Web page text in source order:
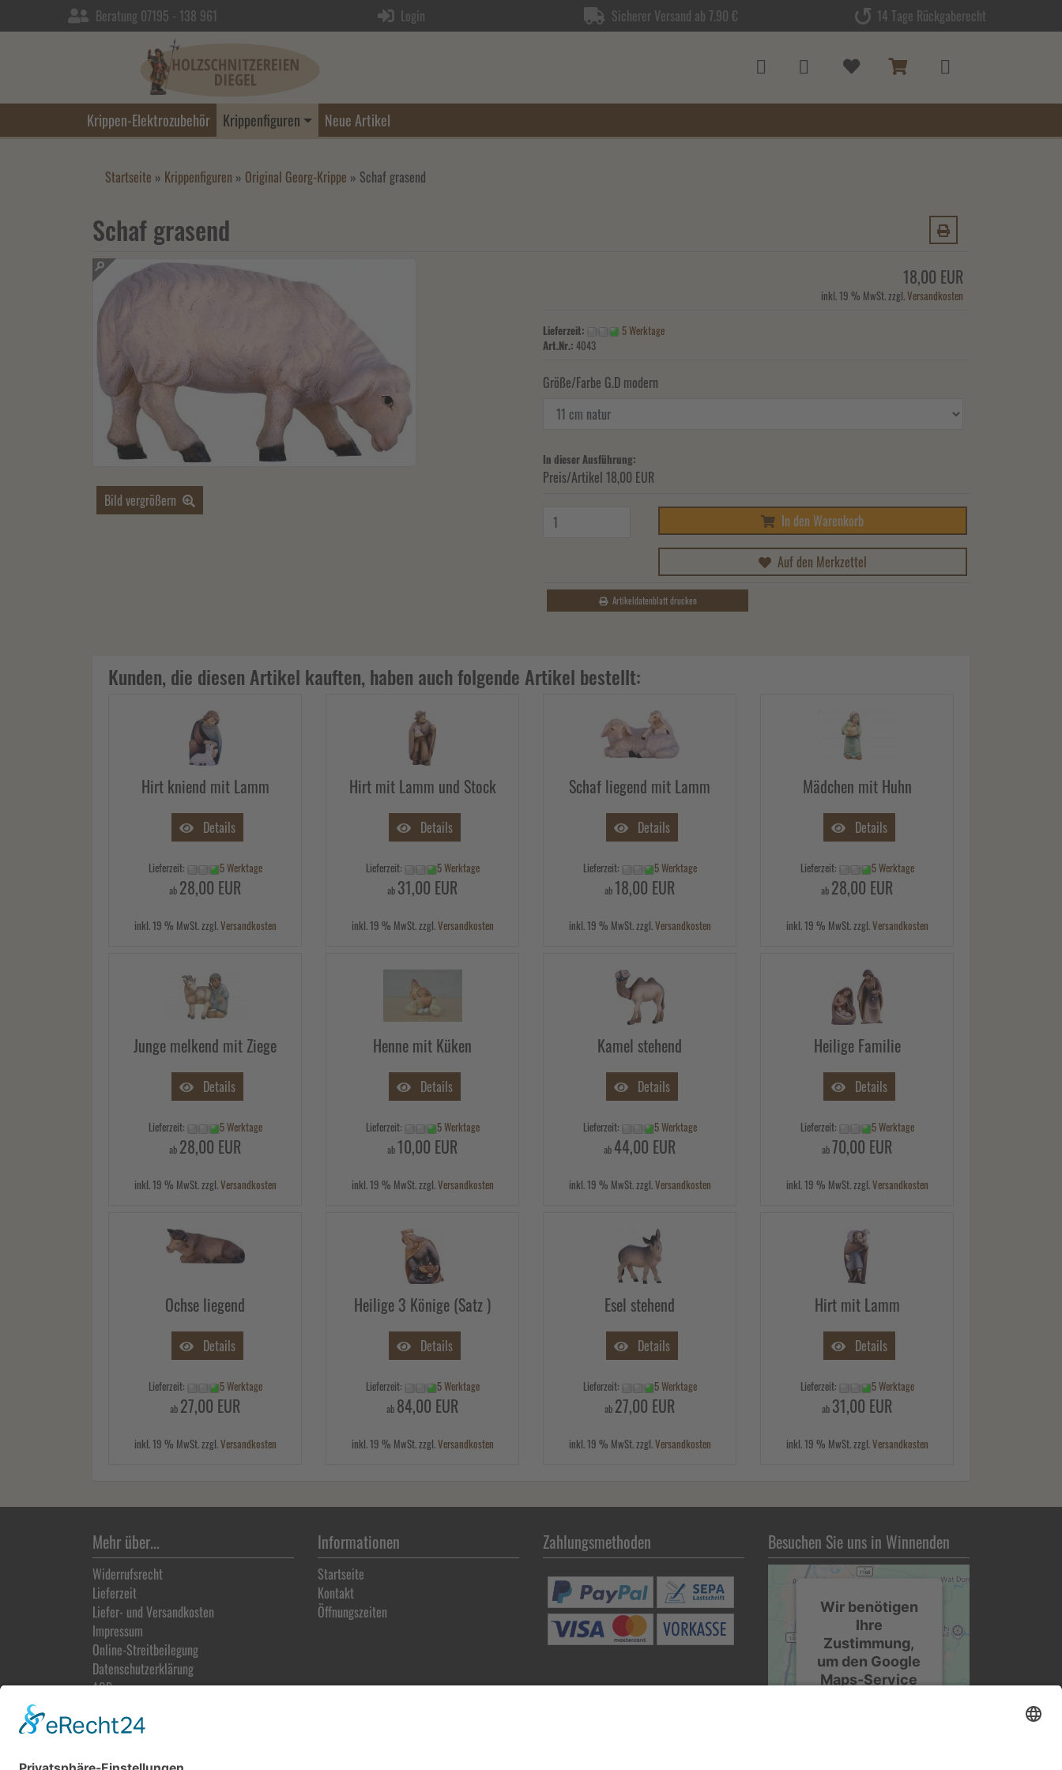
Beratung 07195 - 138 961 Login Sicherer Versand ab 7.90 € 14 Tage Rückgaberecht
Krippen-Elektrozubehör Krippenfiguren Neue Artikel
Startseite » Krippenfiguren » Original Georg-Krippe » Schaf grasend
Schaf grasend
Bild vergrößern
18,00 EUR
inkl. 19 % MwSt. zzgl.Versandkosten
Lieferzeit:
5 Werktage
Art.Nr.: 4043
Größe/Farbe G.D modern
In dieser Ausführung:
Preis/Artikel 18,00 EUR
In den Warenkorb
Auf den Merkzettel
Artikeldatenblatt drucken
Kunden, die diesen Artikel kauften, haben auch folgende Artikel bestellt:
Hirt kniend mit Lamm
Details
Lieferzeit: 5 Werktage
ab 28,00 EUR
inkl. 19 % MwSt. zzgl.Versandkosten
Hirt mit Lamm und Stock
Details
Lieferzeit: 5 Werktage
ab 31,00 EUR
inkl. 19 % MwSt. zzgl.Versandkosten
Schaf liegend mit Lamm
Details
Lieferzeit: 5 Werktage
ab18,00 EUR
inkl. 19 % MwSt. zzgl.Versandkosten
Mädchen mit Huhn
Details
Lieferzeit: 5 Werktage
ab 28,00 EUR
inkl. 19 % MwSt. zzgl.Versandkosten
Junge melkend mit Ziege
Details
Lieferzeit: 5 Werktage
ab 28,00 EUR
inkl. 19 % MwSt. zzgl.Versandkosten
Henne mit Küken
Details
Lieferzeit: 5 Werktage
ab10,00 EUR
inkl. 19 % MwSt. zzgl.Versandkosten
Kamel stehend
Details
Lieferzeit: 5 Werktage
ab 44,00 EUR
inkl. 19 % MwSt. zzgl.Versandkosten
Heilige Familie
Details
Lieferzeit: 5 Werktage
ab70,00 EUR
inkl. 19 % MwSt. zzgl.Versandkosten
Ochse liegend
Details
Lieferzeit: 5 Werktage
ab 27,00 EUR
inkl. 19 % MwSt. zzgl.Versandkosten
Heilige 3 Könige (Satz )
Details
Lieferzeit: 5 Werktage
ab 84,00 EUR
inkl. 19 % MwSt. zzgl.Versandkosten
Esel stehend
Details
Lieferzeit: 5 Werktage
ab 27,00 EUR
inkl. 19 % MwSt. zzgl.Versandkosten
Hirt mit Lamm
Details
Lieferzeit: 5 Werktage
ab 31,00 EUR
inkl. 19 % MwSt. zzgl.Versandkosten
Mehr über...
Widerrufsrecht
Lieferzeit
Liefer- und Versandkosten
Impressum
Online-Streitbeilegung
Datenschutz­erklärung
AGB
Vertrag widerrufen
Informationen
Startseite
Kontakt
Öffnungszeiten
Zahlungsmethoden Besuchen Sie uns in Winnenden
Wir benötigen
Ihre
Zustimmung,
um den Google
Maps-Service